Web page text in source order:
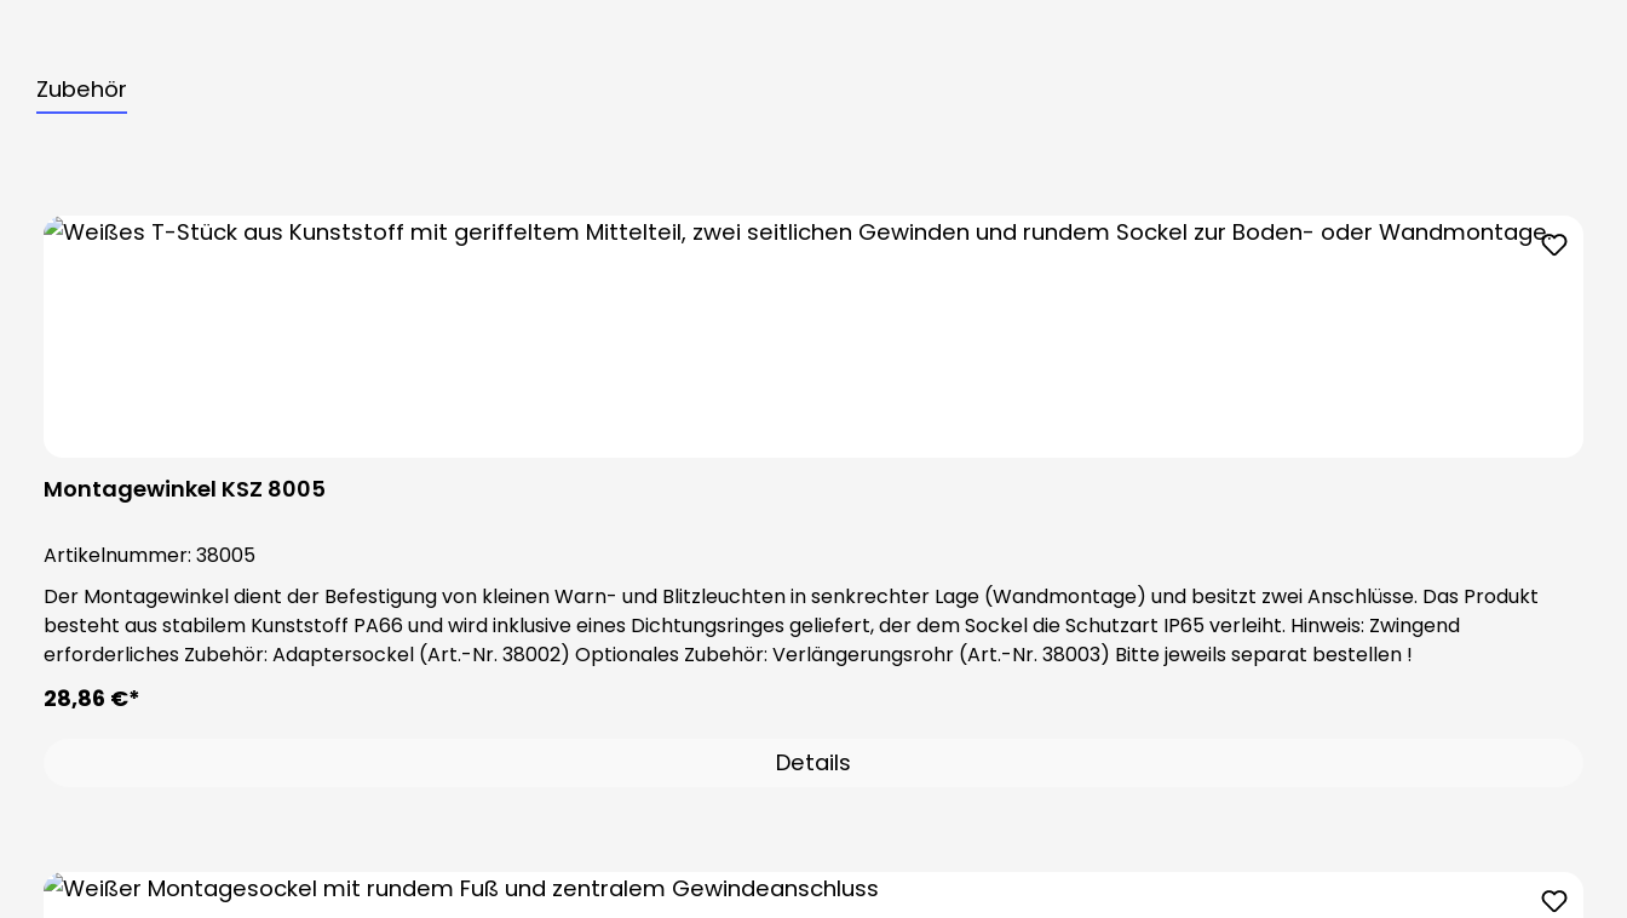
Zubehör
Montagewinkel KSZ 8005
Artikelnummer: 38005
Der Montagewinkel dient der Befestigung von kleinen Warn- und Blitzleuchten in senkrechter Lage (Wandmontage) und besitzt zwei Anschlüsse. Das Produkt
besteht aus stabilem Kunststoff PA66 und wird inklusive eines Dichtungsringes geliefert, der dem Sockel die Schutzart IP65 verleiht. Hinweis: Zwingend
erforderliches Zubehör: Adaptersockel (Art.-Nr. 38002) Optionales Zubehör: Verlängerungsrohr (Art.-Nr. 38003) Bitte jeweils separat bestellen !
28,86 €*
Details